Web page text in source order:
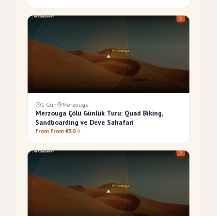
1 Gün Merzouga
Merzouga Çölü Günlük Turu: Quad Biking,
Sandboarding ve Deve Sahafari
From From €50